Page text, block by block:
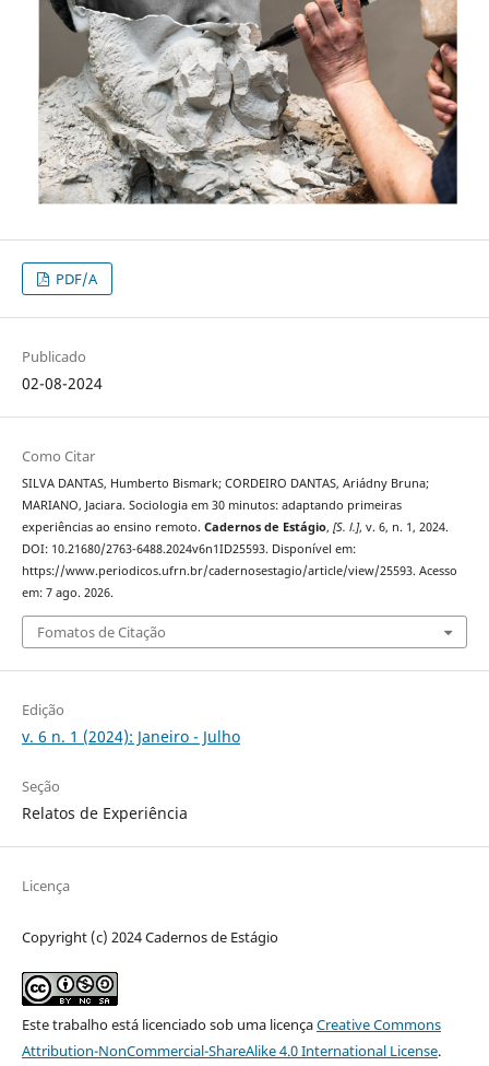
PDF/A
Publicado
02-08-2024
Como Citar
SILVA DANTAS, Humberto Bismark; CORDEIRO DANTAS, Ariádny Bruna;
MARIANO, Jaciara. Sociologia em 30 minutos: adaptando primeiras
experiências ao ensino remoto. Cadernos de Estágio, [S. l.], v. 6, n. 1, 2024.
DOI: 10.21680/2763-6488.2024v6n1ID25593. Disponível em:
https://www.periodicos.ufrn.br/cadernosestagio/article/view/25593. Acesso
em: 7 ago. 2026.
Fomatos de Citação
Edição
v. 6 n. 1 (2024): Janeiro - Julho
Seção
Relatos de Experiência
Licença
Copyright (c) 2024 Cadernos de Estágio
Este trabalho está licenciado sob uma licençaCreative Commons
Attribution-NonCommercial-ShareAlike 4.0 International License.